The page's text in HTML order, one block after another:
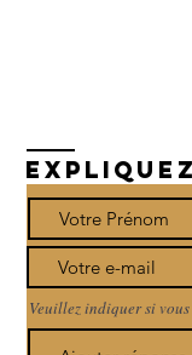
Veuillez indiquer si